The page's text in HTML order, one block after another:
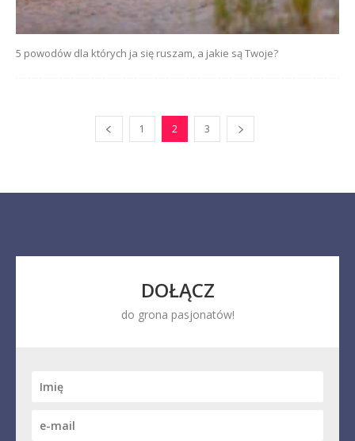
5 powodów dla których ja się ruszam, a jakie są Twoje?
1 2 3
DOŁĄCZ
do grona pasjonatów!